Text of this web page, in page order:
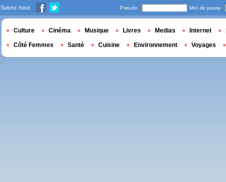
Suivez nous Pseudo Mot de passe
Culture Cinéma Musique Livres Medias Internet
Côté Femmes Santé Cuisine Environnement Voyages